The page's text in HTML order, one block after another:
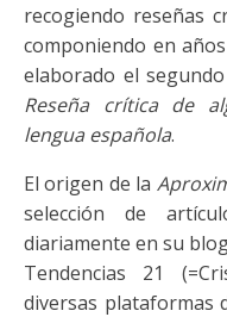
recogiendo reseñas
componiendo en
elaborado el
Reseña crítica de
lengua española.
El origen de la
selección de
diariamente en su
Tendencias 21
diversas plataformas